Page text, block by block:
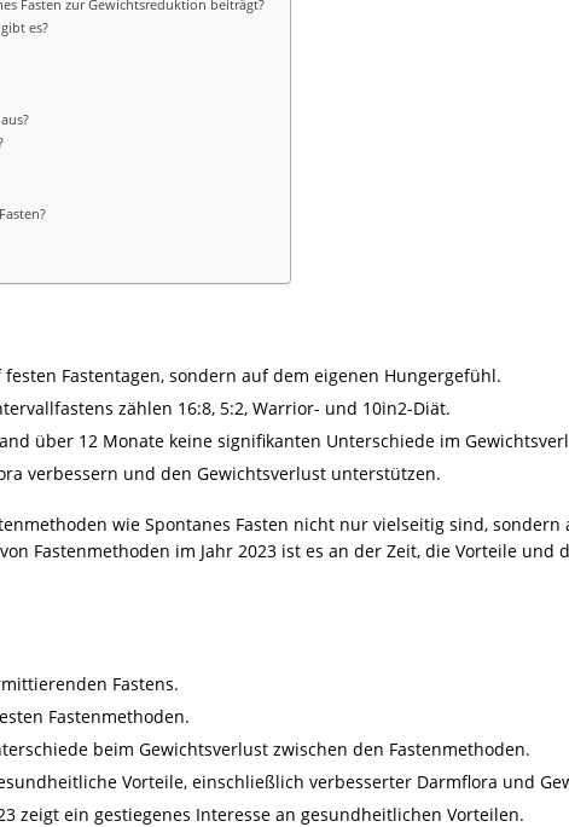
Fasten zur Gewichtsreduktion beiträgt?
es?
Fastentagen, sondern auf dem eigenen Hungergefühl.
zählen 16:8, 5:2, Warrior- und 10in2-Diät.
über 12 Monate keine signifikanten Unterschiede im
verbessern und den Gewichtsverlust unterstützen.
wie Spontanes Fasten nicht nur vielseitig sind,
Fastenmethoden im Jahr 2023 ist es an der Zeit, die Vorteile und
Fastens.
Fastenmethoden.
beim Gewichtsverlust zwischen den Fastenmethoden.
Vorteile, einschließlich verbesserter Darmflora und
zeigt ein gestiegenes Interesse an gesundheitlichen Vorteilen.